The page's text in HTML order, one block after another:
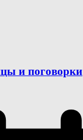
и поговорки